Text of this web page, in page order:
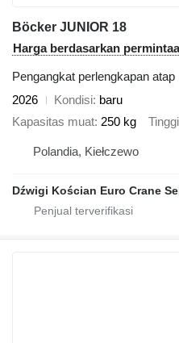
Böcker JUNIOR 18
Harga berdasarkan
Pengangkat perlengkapan atap
2026
Kondisi baru
Kapasitas muat 250 kg
Polandia, Kiełczewo
Dźwigi Kościan Euro Crane